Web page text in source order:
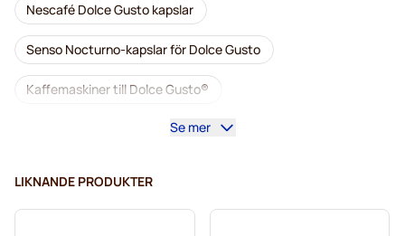
Nescafé Dolce Gusto kapslar
Senso Nocturno-kapslar för Dolce Gusto
Kaffemaskiner till Dolce Gusto®
Tillbehör till Dolce Gusto®
Avkalkning och rengöring för Dolce Gusto
Se mer
LIKNANDE PRODUKTER